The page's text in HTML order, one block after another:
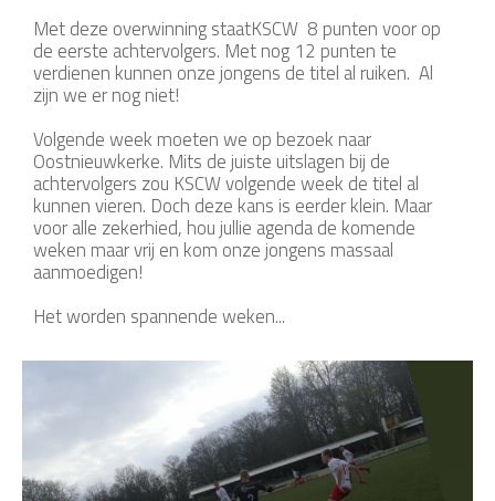
Met deze overwinning staatKSCW 8 punten voor op
de eerste achtervolgers. Met nog 12 punten te
verdienen kunnen onze jongens de titel al ruiken. Al
zijn we er nog niet!
Volgende week moeten we op bezoek naar
Oostnieuwkerke. Mits de juiste uitslagen bij de
achtervolgers zou KSCW volgende week de titel al
kunnen vieren. Doch deze kans is eerder klein. Maar
voor alle zekerhied, hou jullie agenda de komende
weken maar vrij en kom onze jongens massaal
aanmoedigen!
Het worden spannende weken...